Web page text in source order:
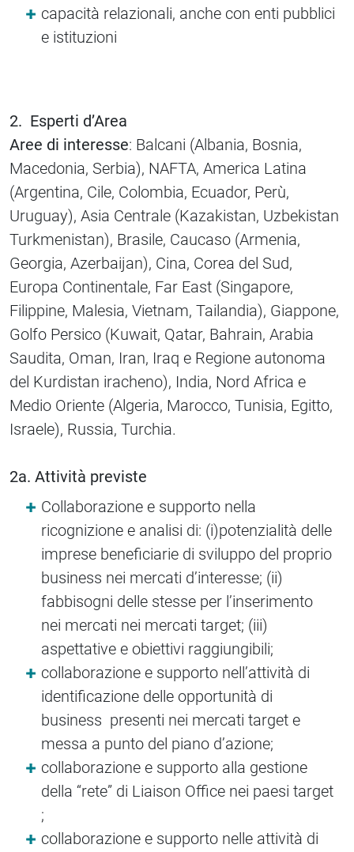
capacità relazionali, anche con enti pubblici
e istituzioni
2. Esperti d’Area
Aree di interesse: Balcani (Albania, Bosnia,
Macedonia, Serbia), NAFTA, America Latina
(Argentina, Cile, Colombia, Ecuador, Perù,
Uruguay), Asia Centrale (Kazakistan, Uzbekistan
Turkmenistan), Brasile, Caucaso (Armenia,
Georgia, Azerbaijan), Cina, Corea del Sud,
Europa Continentale, Far East (Singapore,
Filippine, Malesia, Vietnam, Tailandia), Giappone,
Golfo Persico (Kuwait, Qatar, Bahrain, Arabia
Saudita, Oman, Iran, Iraq e Regione autonoma
del Kurdistan iracheno), India, Nord Africa e
Medio Oriente (Algeria, Marocco, Tunisia, Egitto,
Israele), Russia, Turchia.
2a. Attività previste
Collaborazione e supporto nella
ricognizione e analisi di: (i)potenzialità delle
imprese beneficiarie di sviluppo del proprio
business nei mercati d’interesse; (ii)
fabbisogni delle stesse per l’inserimento
nei mercati nei mercati target; (iii)
aspettative e obiettivi raggiungibili;
collaborazione e supporto nell’attività di
identificazione delle opportunità di
business presenti nei mercati target e
messa a punto del piano d’azione;
collaborazione e supporto alla gestione
della “rete” di Liaison Office nei paesi target
;
collaborazione e supporto nelle attività di